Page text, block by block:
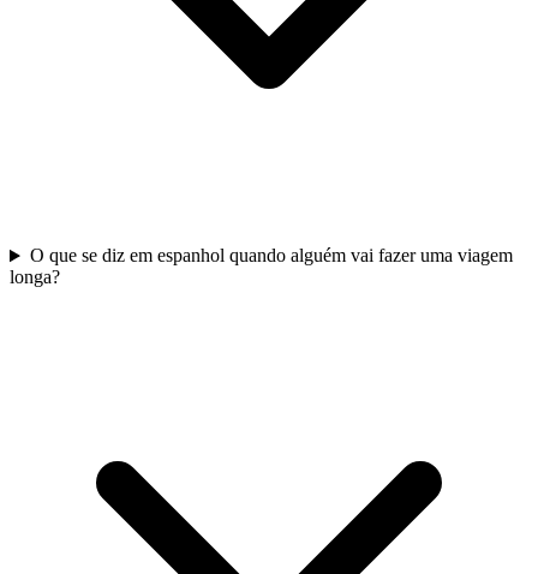
O que se diz em espanhol quando alguém vai fazer uma viagem
longa?